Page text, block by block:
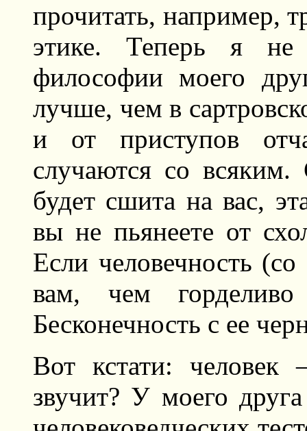
прочитать, например,
этике. Теперь я не
философии моего
лучше, чем в
и от приступов
случаются со всяким.
будет сшита на вас,
вы не пьянеете от
Если человечность
вам, чем
Бесконечность с ее
Вот кстати: человек
звучит? У моего